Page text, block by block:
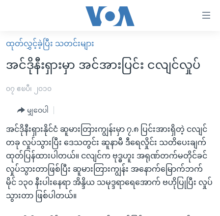
လွယ်ကူ
စေ
Link
များ
ပင်မ
အကြောင်းအရာ
သို့
ကျော်
ကြည့်
ရန်
မူလစာမျက်နှာ
မြန်မာ
ကမ္ဘာ့သတင်းများ
နိုင်ငံတကာ
အမေရိကန်
တရုတ်
အစ္စရေး-ပါလက်စတိုင်း
သတင်းလွတ်လပ်ခွင့်
ရပ်ဝန်းတခု လမ်းတခု အလွန်
အင်္ဂလိပ်စာလေ့လာမယ်
အမေရိကန်သုံးအီဒီယံ
မကြေးမုံရဲ့ အင်္ဂလိပ်စာ
အပတ်စဉ်ကဏ္ဍများ
ရေဒီယို
ရေဒီယိုနှင့်ရုပ်သံ အချက်အလက်များ
ထုတ်လွှင့်ခဲ့ပြီး သတင်းများ
အင်ဒိုနီးရှားမှာ အင်အားပြင်း ငလျင်လှုပ်
၀၇ ဧၿပီ၊ ၂၀၁၀
မျှဝေပါ
အင်ဒိုနီးရှားနိုင်ငံ ဆူမားတြားကျွန်းမှာ ၇.၈ ပြင်းအားရှိတဲ့ ငလျင်
တခု လှုပ်သွားပြီး ဒေသတွင်း ဆူနာမီ ဒီရေလှိုင်း သတိပေးချက်
ထုတ်ပြန်ထားပါတယ်။ ငလျင်က ဗုဒ္ဓဟူး အရုဏ်တက်မတိုင်ခင်
လှုပ်သွားတာဖြစ်ပြီး ဆူမားတြားကျွန်း အနောက်မြောက်ဘက်
မိုင် ၁၃၀ နီးပါးနေရာ အိန္ဒိယ သမုဒ္ဒရာရေအောက် ဗဟိုပြုပြီး လှုပ်
သွားတာ ဖြစ်ပါတယ်။